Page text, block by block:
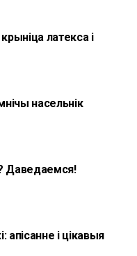
латекса і
насельнік
Даведаемся!
апісанне і цікавыя